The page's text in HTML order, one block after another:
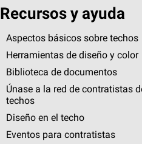
Recursos y ayuda
Aspectos básicos sobre techos
Herramientas de diseño y color
Biblioteca de documentos
Únase a la red de contratistas
techos
Diseño en el techo
Eventos para contratistas